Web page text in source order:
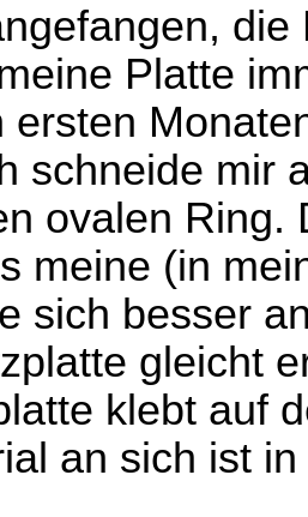
Platte
ersten
schneide mir
ovalen Ring.
meine (in
sich besser
gleicht
klebt auf
an sich ist